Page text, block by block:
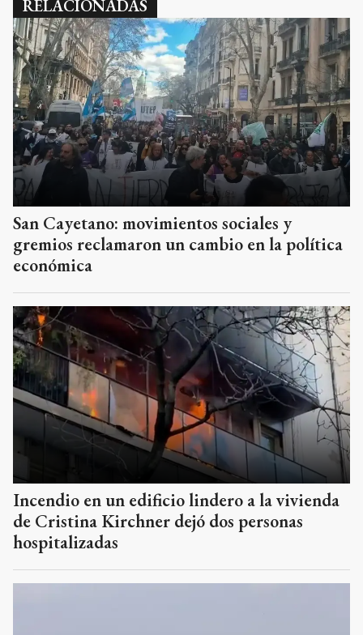
RELACIONADAS
San Cayetano: movimientos sociales y
gremios reclamaron un cambio en la política
económica
Incendio en un edificio lindero a la vivienda
de Cristina Kirchner dejó dos personas
hospitalizadas